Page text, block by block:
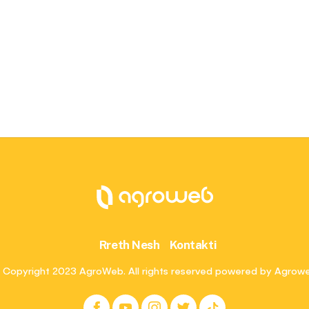
Rreth Nesh Kontakti
2023 AgroWeb. All rights reserved powered by